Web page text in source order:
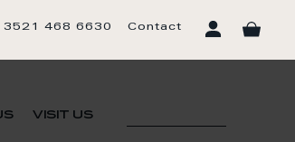
3521 468 6630 Contact
visit us